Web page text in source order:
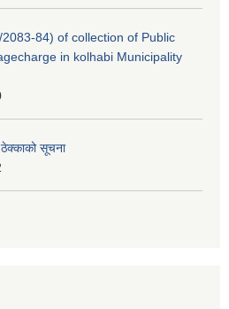
84) of collection of Public
in kolhabi Municipality
ठेक्काको सूचना